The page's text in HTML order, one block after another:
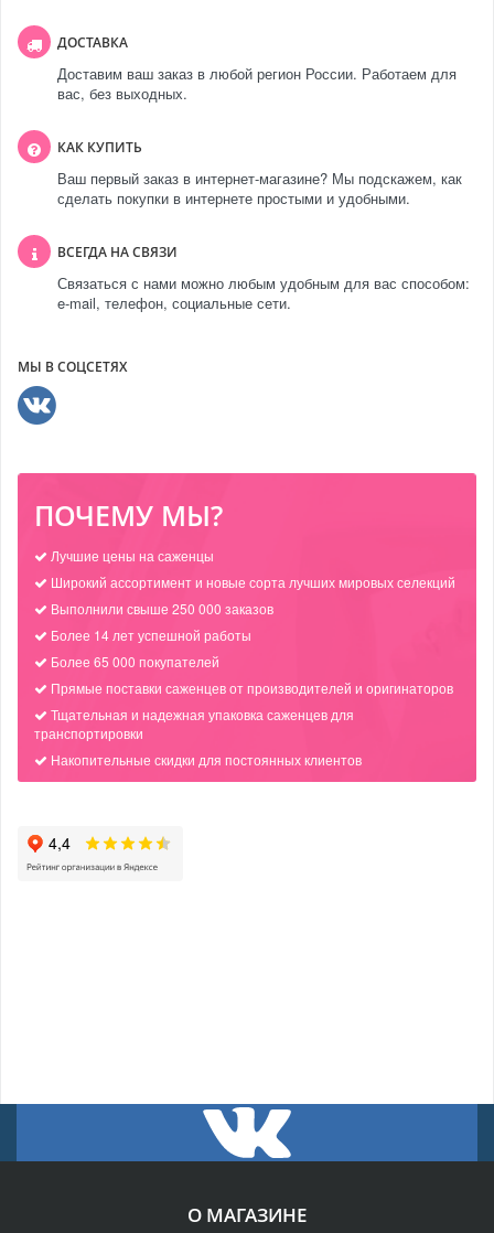
ДОСТАВКА
Доставим ваш заказ в любой регион России. Работаем для
вас, без выходных.
КАК КУПИТЬ
Ваш первый заказ в интернет-магазине? Мы подскажем, как
сделать покупки в интернете простыми и удобными.
ВСЕГДА НА СВЯЗИ
Связаться с нами можно любым удобным для вас способом:
e-mail, телефон, социальные сети.
МЫ В СОЦСЕТЯХ
ПОЧЕМУ МЫ?
Лучшие цены на саженцы
Широкий ассортимент и новые сорта лучших мировых селекций
Выполнили свыше 250 000 заказов
Более 14 лет успешной работы
Более 65 000 покупателей
Прямые поставки саженцев от производителей и оригинаторов
Тщательная и надежная упаковка саженцев для
транспортировки
Накопительные скидки для постоянных клиентов
О МАГАЗИНЕ